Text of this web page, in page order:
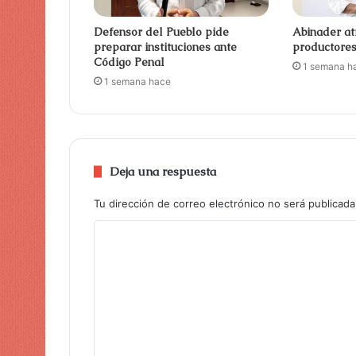
Defensor del Pueblo pide
preparar instituciones ante
Código Penal
1 semana hace
Abinader
productores
1 semana
Deja una respuesta
Tu dirección de correo electrónico no será